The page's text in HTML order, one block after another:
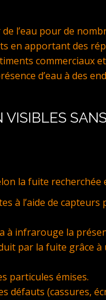
l’eau pour de
en apportant des
commerciaux
d’eau à des
VISIBLES
la fuite recherchée
à l’aide de capteurs
à infrarouge la
par la fuite grâce à
particules émises.
défauts (cassures,